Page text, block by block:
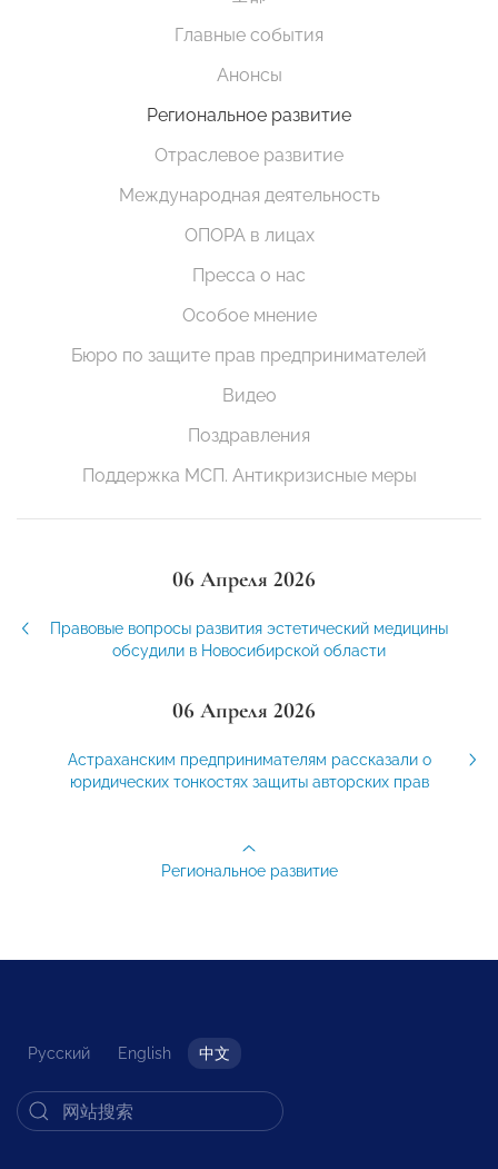
Главные события
Анонсы
Региональное развитие
Отраслевое развитие
Международная деятельность
ОПОРА в лицах
Пресса о нас
Особое мнение
Бюро по защите прав предпринимателей
Видео
Поздравления
Поддержка МСП. Антикризисные меры
06 Апреля 2026
Правовые вопросы развития эстетический медицины
обсудили в Новосибирской области
06 Апреля 2026
Астраханским предпринимателям рассказали о
юридических тонкостях защиты авторских прав
Региональное развитие
Русский English 中文